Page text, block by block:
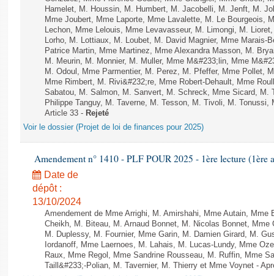
Hamelet, M. Houssin, M. Humbert, M. Jacobelli, M. Jenft, M.
Mme Joubert, Mme Laporte, Mme Lavalette, M. Le Bourgeois,
Lechon, Mme Lelouis, Mme Levavasseur, M. Limongi, M.
Lorho, M. Lottiaux, M. Loubet, M. David Magnier, Mme Marais-
Patrice Martin, Mme Martinez, Mme Alexandra Masson, M.
M. Meurin, M. Monnier, M. Muller, Mme M&#233;lin, Mme
M. Odoul, Mme Parmentier, M. Perez, M. Pfeffer, Mme Pollet,
Mme Rimbert, M. Rivi&#232;re, Mme Robert-Dehault, Mme
Sabatou, M. Salmon, M. Sanvert, M. Schreck, Mme Sicard, M.
Philippe Tanguy, M. Taverne, M. Tesson, M. Tivoli, M.
Article 33 - Rejeté
Voir le dossier (Projet de loi de finances pour 2025)
Amendement n° 1410 - PLF POUR 2025 - 1ère lecture (1ère
Date de
dépôt :
13/10/2024
Amendement de Mme Arrighi, M. Amirshahi, Mme Autain,
Cheikh, M. Biteau, M. Arnaud Bonnet, M. Nicolas Bonnet, Mme
M. Duplessy, M. Fournier, Mme Garin, M. Damien Girard, M.
Iordanoff, Mme Laernoes, M. Lahais, M. Lucas-Lundy, Mme
Raux, Mme Regol, Mme Sandrine Rousseau, M. Ruffin, Mme
Taill&#233;-Polian, M. Tavernier, M. Thierry et Mme Voynet -